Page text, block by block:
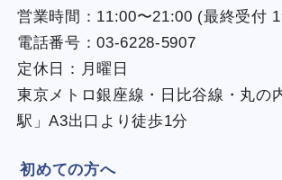
営業時間：11:00〜21:00 (最終受付
電話番号：03-6228-5907
定休日：月曜日
東京メトロ銀座線・日比谷線・丸の
駅」A3出口より徒歩1分
初めての方へ